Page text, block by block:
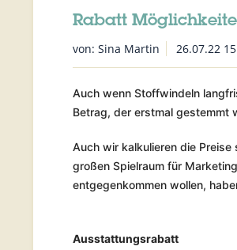
Rabatt
von: Sina Martin 26.07.22
Auch wenn Stoffwindeln
Betrag, der erstmal gestemmt
Auch wir kalkulieren die
großen Spielraum für
entgegenkommen wollen,
Ausstattungsrabatt